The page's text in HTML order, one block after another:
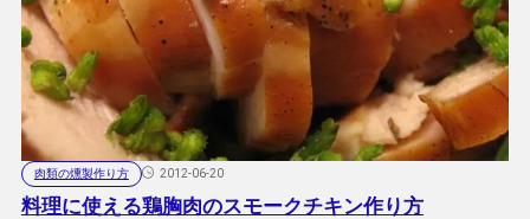
肉類の燻製作り方 2012-06-20
料理に使える鶏胸肉のスモークチキン作り方